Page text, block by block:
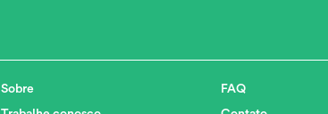
Sobre
FAQ